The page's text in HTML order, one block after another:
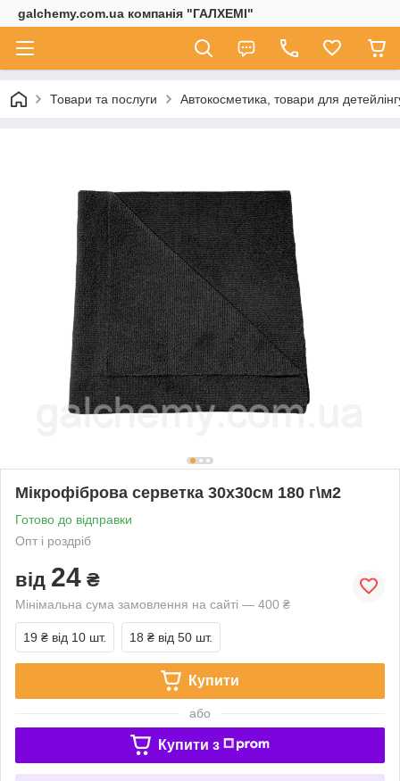
galchemy.com.ua компанія "ГАЛХЕМІ"
Товари та послуги Автокосметика, товари для
Мікрофіброва серветка 30х30см 180 г\м2
Готово до відправки
Опт і роздріб
від 24 ₴
Мінімальна сума замовлення на сайті — 400 ₴
19 ₴ від 10 шт. 18 ₴ від 50 шт.
Купити
або
Купити з